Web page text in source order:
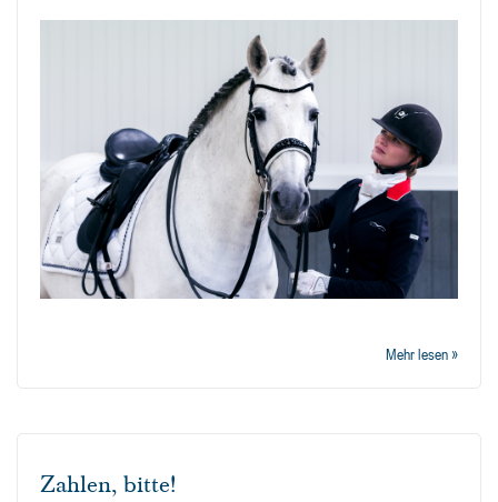
Mehr lesen »
Zahlen, bitte!